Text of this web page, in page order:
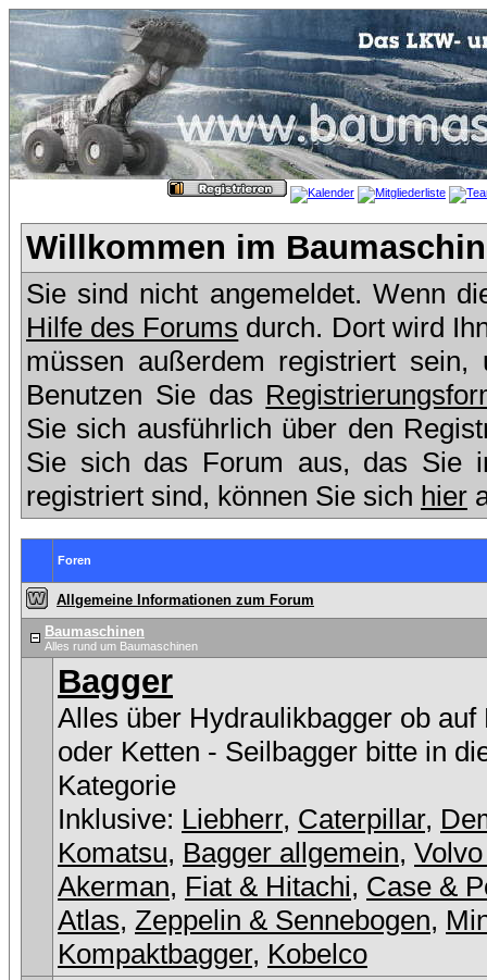
Willkommen im
Sie sind nicht angemeldet. Wenn
Hilfe des Forums durch. Dort wird
müssen außerdem registriert
Benutzen Sie das
Sie sich ausführlich über den
Sie sich das Forum aus, das Sie
registriert sind, können Sie sich hier
Foren
Allgemeine Informationen zum Forum
Baumaschinen
Alles rund um Baumaschinen
Bagger
Alles über Hydraulikbagger ob auf
oder Ketten - Seilbagger bitte in
Kategorie
Inklusive: Liebherr, Caterpillar,
Komatsu, Bagger allgemein,
Akerman, Fiat & Hitachi, Case &
Atlas, Zeppelin & Sennebogen,
Kompaktbagger, Kobelco